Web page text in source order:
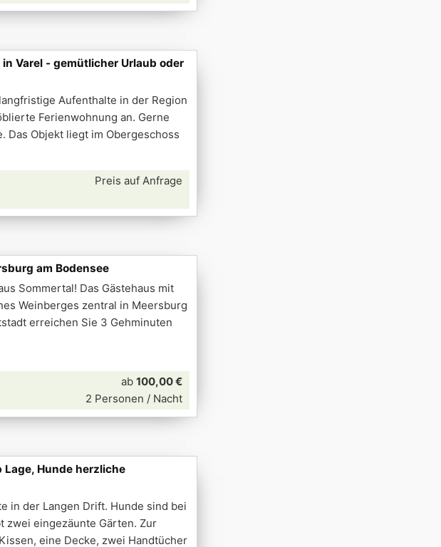
Varel - gemütlicher Urlaub oder
Aufenthalte in der Region
Ferienwohnung an. Gerne
Das Objekt liegt im Obergeschoss
Preis auf Anfrage
am Bodensee
Sommertal! Das Gästehaus mit
Weinberges zentral in Meersburg
erreichen Sie 3 Gehminuten
ab 100,00 €
2 Personen / Nacht
Hunde herzliche
in der Langen Drift. Hunde sind bei
zwei eingezäunte Gärten. Zur
eine Decke, zwei Handtücher